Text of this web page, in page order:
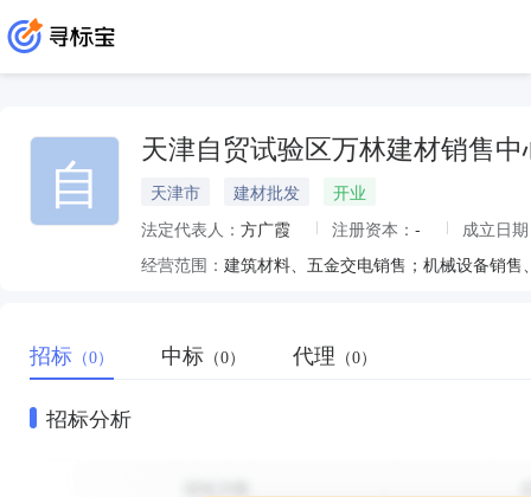
自 天津自贸试验区万林建材销售中
天津市 建材批发
开业
法定代表人： 方广霞 注册资本： -
成立日
经营范围： 建筑材料、五金交电销售；机械设备销
招标 （0） 中标 （0） 代理 （0）
招标分析